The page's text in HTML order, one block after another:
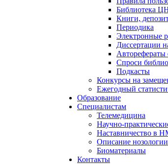
Библиотека
Книги,
Периодика
Электронные
Диссертации
Авторефераты
Спроси
Подкасты
Конкурсы на
Ежегодный
Образование
Специалистам
Телемедицина
Научно-
Наставничество в
Описание нозологии
Биоматериалы
Контакты